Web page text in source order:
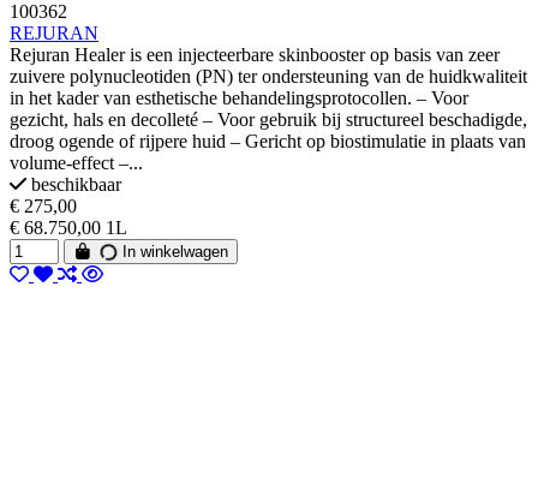
100362
REJURAN
Rejuran Healer is een injecteerbare skinbooster op basis van zeer
zuivere polynucleotiden (PN) ter ondersteuning van de huidkwaliteit
in het kader van esthetische behandelingsprotocollen. – Voor
gezicht, hals en decolleté – Voor gebruik bij structureel beschadigde,
droog ogende of rijpere huid – Gericht op biostimulatie in plaats van
volume-effect –...
beschikbaar
€ 275,00
€ 68.750,00 1L
In winkelwagen